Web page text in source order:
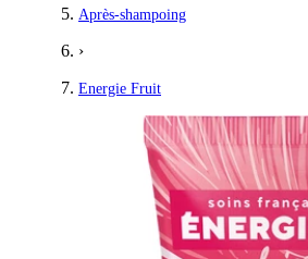
Après-shampoing
›
Energie Fruit